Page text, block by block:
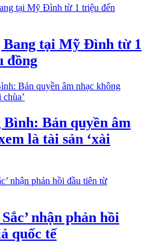
Bang tại Mỹ Đình từ 1
đồng
Bản quyền âm
là tài sản ‘xài
nhận phản hồi
quốc tế